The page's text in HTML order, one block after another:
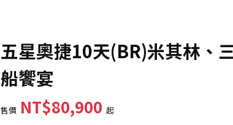
五星奧捷10天(BR)米其林、
船饗宴
售價 NT$80,900起